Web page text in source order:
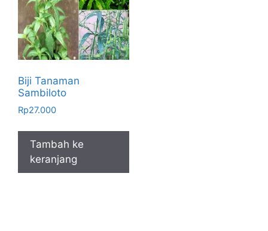
Biji Tanaman
Sambiloto
Rp27.000
Tambah ke
keranjang